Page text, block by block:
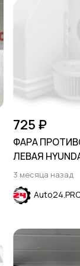
725 ₽
ФАРА
ЛЕВАЯ
2020
3 месяца назад